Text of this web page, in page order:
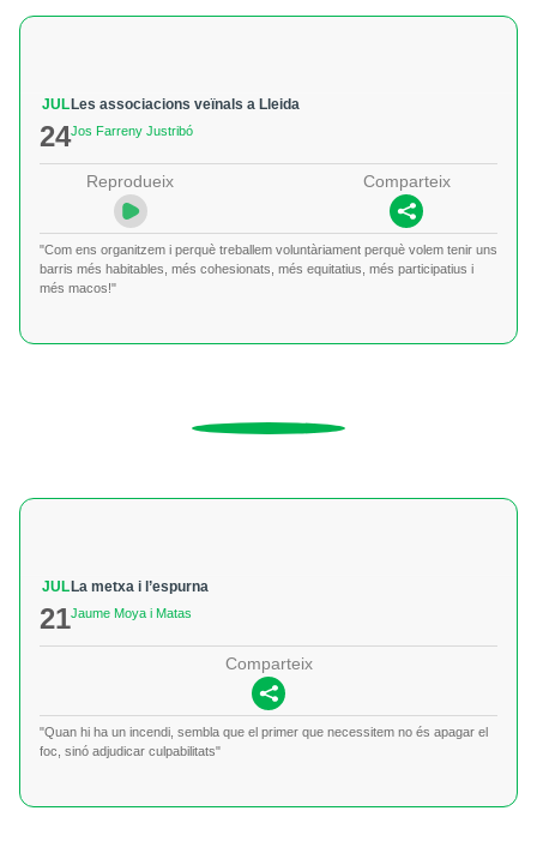
JUL
24
Les associacions veïnals a Lleida
Jos Farreny Justribó
Reprodueix Comparteix
"Com ens organitzem i perquè treballem voluntàriament perquè volem tenir uns
barris més habitables, més cohesionats, més equitatius, més participatius i
més macos!"
JUL
21
La metxa i l’espurna
Jaume Moya i Matas
Comparteix
"Quan hi ha un incendi, sembla que el primer que necessitem no és apagar el
foc, sinó adjudicar culpabilitats"